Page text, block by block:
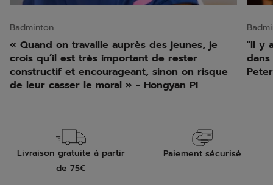
Badminton
« Quand on travaille auprès des jeunes, je
crois qu’il est très important de rester
constructif et encourageant, sinon on risque
de leur casser le moral » - Hongyan Pi
"Il y
dans
Livraison gratuite à partir
de 75€
Paiement sécurisé